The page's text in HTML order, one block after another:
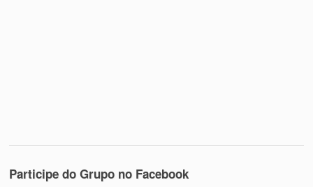
Participe do Grupo no Facebook